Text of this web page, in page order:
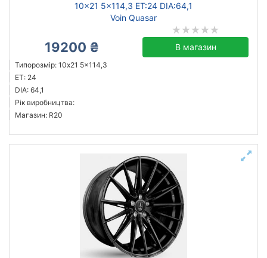
10x21 5x114,3 ET:24 DIA:64,1
Voin Quasar
19200 ₴ В магазин
Типорозмір: 10x21 5x114,3
ET: 24
DIA: 64,1
Рік виробництва:
Магазин: R20